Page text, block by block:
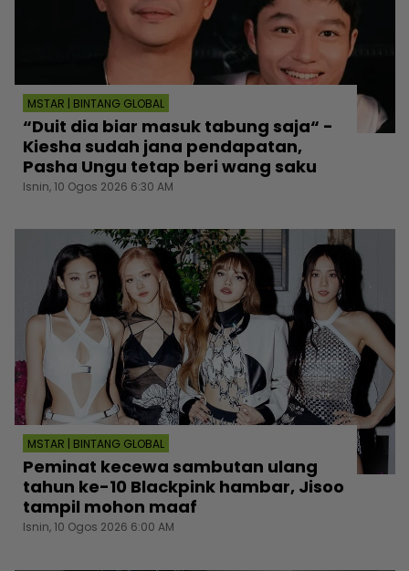
MSTAR | BINTANG GLOBAL
“Duit dia biar masuk tabung saja“ -
Kiesha sudah jana pendapatan,
Pasha Ungu tetap beri wang saku
Isnin, 10 Ogos 2026 6:30 AM
MSTAR | BINTANG GLOBAL
Peminat kecewa sambutan ulang
tahun ke-10 Blackpink hambar, Jisoo
tampil mohon maaf
Isnin, 10 Ogos 2026 6:00 AM